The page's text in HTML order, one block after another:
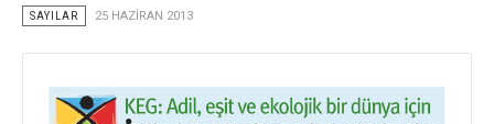
SAYILAR 25 HAZIRAN 2013